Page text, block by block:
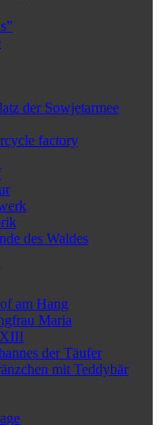
der Sowjetarmee
factory
des Waldes
am Hang
Maria
der Täufer
mit Teddybär